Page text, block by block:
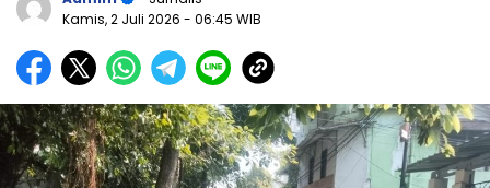
Kamis, 2 Juli 2026 - 06:45 WIB